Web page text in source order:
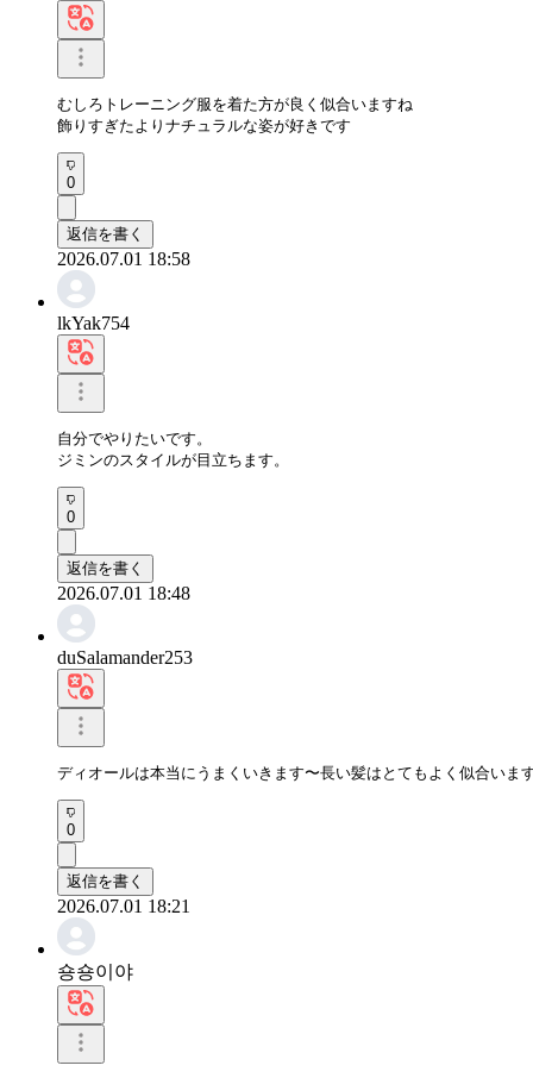
むしろトレーニング服を着た方が良く似合いますね
飾りすぎたよりナチュラルな姿が好きです
0
返信を書く
2026.07.01 18:58
lkYak754
自分でやりたいです。
ジミンのスタイルが目立ちます。
0
返信を書く
2026.07.01 18:48
duSalamander253
ディオールは本当にうまくいきます〜長い髪はとてもよく似合いま
0
返信を書く
2026.07.01 18:21
숑숑이야